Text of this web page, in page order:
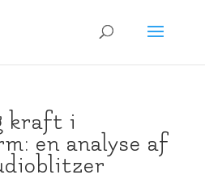
kraft i
en analyse af